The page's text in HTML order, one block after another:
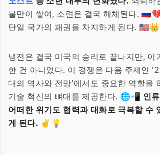
불만이 쌓여, 소련은 결국 해체된다.
단일 국가의 패권을 차지하게 된다. 🇺🇸👑
냉전은 결국 미국의 승리로 끝나지만, 이
한 건 아니었다. 이 경쟁은 다음 주제인
대의 역사와 전망'에서도 중요한 역할을
기술 혁신의 뼈대를 제공한다. 🌐📲 인
어떠한 위기도 협력과 대화로 극복할 수
게 된다. ✌️💡